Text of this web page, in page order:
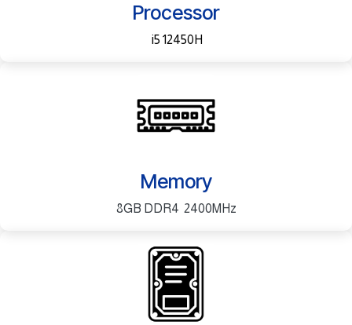
Processor
i5 12450H
Memory
8GB DDR4 2400MHz